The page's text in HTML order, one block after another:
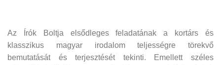
Az Írók Boltja elsődleges feladatának a kortárs és
klasszikus magyar irodalom teljességre törekvő
bemutatását és terjesztését tekinti. Emellett széles